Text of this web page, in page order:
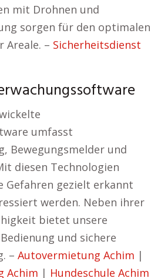
mit Drohnen und
sorgen für den optimalen
Areale. – Sicherheitsdienst
umfasst
Bewegungsmelder und
diesen Technologien
Gefahren gezielt erkannt
werden. Neben ihrer
bietet unsere
und sichere
– Autovermietung Achim |
Achim | Hundeschule Achim